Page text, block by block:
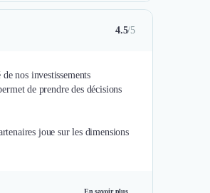
4.5/5
nos investissements
de prendre des décisions
joue sur les dimensions
En savoir plus